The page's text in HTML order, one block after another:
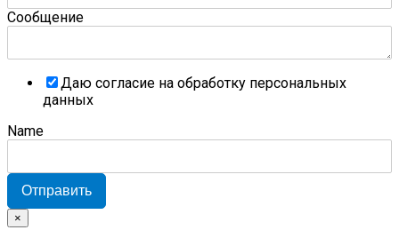
Сообщение
Даю согласие на обработку персональных
данных
Name
Отправить
×